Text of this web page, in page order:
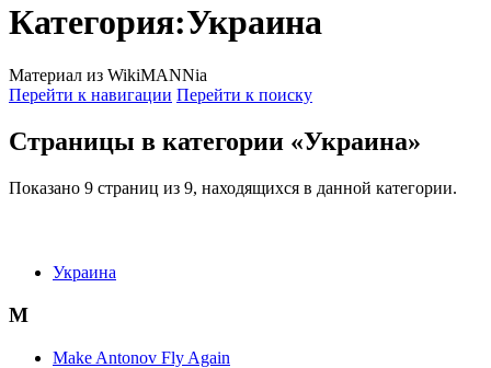
Категория:Украина
Материал из WikiMANNia
Перейти к навигации Перейти к поиску
Страницы в категории «Украина»
Показано 9 страниц из 9, находящихся в данной категории.
Украина
M
Make Antonov Fly Again